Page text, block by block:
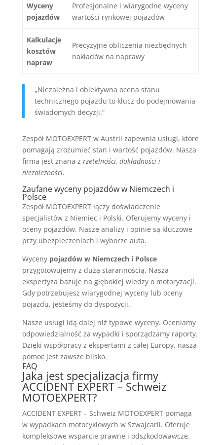
Wyceny
pojazdów
Profesjonalne i wiarygodne wyceny
wartości rynkowej pojazdów
Kalkulacje
kosztów
napraw
Precyzyjne obliczenia niezbędnych
nakładów na naprawy
„Niezależna i obiektywna ocena stanu
technicznego pojazdu to klucz do podejmowania
świadomych decyzji.”
Zespół MOTOEXPERT w Austrii zapewnia usługi, które
pomagają zrozumieć stan i wartość pojazdów. Nasza
firma jest znana z rzetelności, dokładności i
niezależności.
Zaufane wyceny pojazdów w Niemczech i
Polsce
Zespół MOTOEXPERT łączy doświadczenie
specjalistów z Niemiec i Polski. Oferujemy wyceny i
oceny pojazdów. Nasze analizy i opinie są kluczowe
przy ubezpieczeniach i wyborze auta.
Wyceny pojazdów w Niemczech i Polsce
przygotowujemy z dużą starannością. Nasza
ekspertyza bazuje na głębokiej wiedzy o motoryzacji.
Gdy potrzebujesz wiarygodnej wyceny lub oceny
pojazdu, jesteśmy do dyspozycji.
Nasze usługi idą dalej niż typowe wyceny. Oceniamy
odpowiedzialność za wypadki i sporządzamy raporty.
Dzięki współpracy z ekspertami z całej Europy, nasza
pomoc jest zawsze blisko.
FAQ
Jaka jest specjalizacja firmy
ACCIDENT EXPERT – Schweiz
MOTOEXPERT?
ACCIDENT EXPERT – Schweiz MOTOEXPERT pomaga
w wypadkach motocyklowych w Szwajcarii. Oferuje
kompleksowe wsparcie prawne i odszkodowawcze.